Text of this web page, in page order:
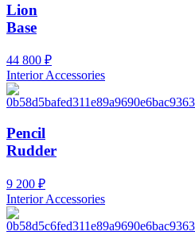
Lion
Base
44 800 ₽
Interior Accessories
Pencil
Rudder
9 200 ₽
Interior Accessories